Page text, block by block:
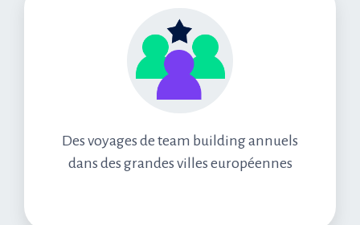
Des voyages de team building annuels
dans des grandes villes européennes